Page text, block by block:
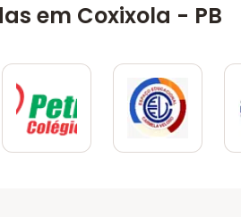
em Coxixola - PB